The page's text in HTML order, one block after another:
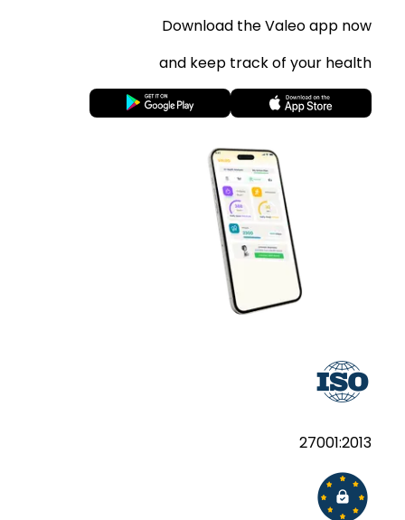
Download the Valeo app now
and keep track of your health
27001:2013